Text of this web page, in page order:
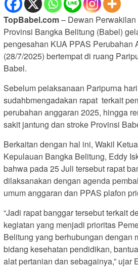
TopBabel.com– Dewan
Provinsi Bangka Belitung (Babel)
pengesahan KUA PPAS Perubahan
(28/7/2025) bertempat di ruang
Babel.
Sebelum pelaksanaan Paripurna
sudahbmengadakan rapat terkait
perubahan anggaran 2025, hingga
sakit jantung dan stroke Provinsi
Berkaitan dengan hal ini, Wakil
Kepulauan Bangka Belitung, Eddy
bahwa pada 25 Juli tersebut rapat
dilaksanakan dengan agenda
umum anggaran dan PPAS plafon
“Jadi rapat banggar tersebut terkait
kegiatan yang menjadi prioritas
Belitung yang berhubungan dengan
bidang kesehatan pendidikan,
alat pertanian dan sebagainya,” ujar